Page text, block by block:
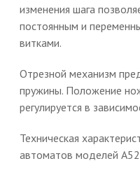
изменения шага
постоянным и
витками.
Отрезной механизм
пружины. Положение
регулируется в
Техническая
автоматов моделей